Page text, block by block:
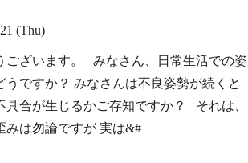
(Thu)
ございます。 みなさん、日常生活での姿
うですか？ みなさんは不良姿勢が続くと
具合が生じるかご存知ですか？ それは、
みは勿論ですが 実は&#